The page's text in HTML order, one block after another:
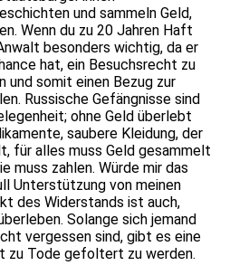
und sammeln Geld,
Wenn du zu 20 Jahren Haft
besonders wichtig, da er
hat, ein Besuchsrecht zu
und somit einen Bezug zur
Russische Gefängnisse sind
ohne Geld überlebt
saubere Kleidung, der
für alles muss Geld gesammelt
muss zahlen. Würde mir das
Unterstützung von meinen
des Widerstands ist auch,
Solange sich jemand
vergessen sind, gibt es eine
zu Tode gefoltert zu werden.